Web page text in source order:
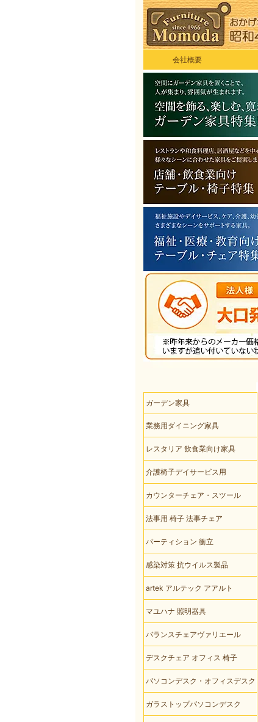
会社概要
ガーデン家具
業務用ダイニング家具
レスタリア 飲食業向け家具
介護椅子デイサービス用
カウンターチェア・スツール
法事用 椅子 法事チェア
パーティション 衝立
感染対策 抗ウイルス製品
artek アルテック アアルト
マユハナ 照明器具
バランスチェアヴァリエール
デスクチェア オフィス 椅子
パソコンデスク・オフィスデスク
ガラストップパソコンデスク